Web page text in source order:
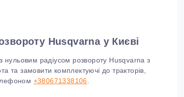
Husqvarna у Києві
нульовим радіусом розвороту Husqvarna з
та замовити комплектуючі до тракторів,
+380671338106